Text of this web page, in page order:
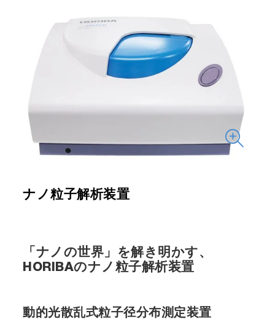
ナノ粒子解析装置
「ナノの世界」を解き明かす、
HORIBAのナノ粒子解析装置
動的光散乱式粒子径分布測定装置